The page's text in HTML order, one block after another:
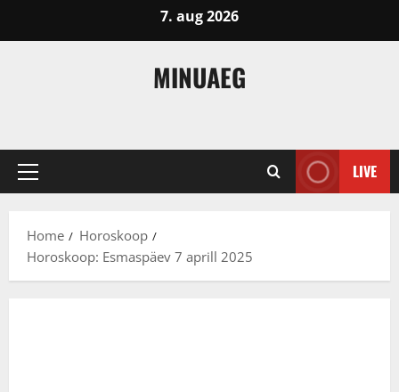
7. aug 2026
MINUAEG
Primary
LIVE
Home
Horoskoop
Horoskoop: Esmaspäev 7 aprill 2025